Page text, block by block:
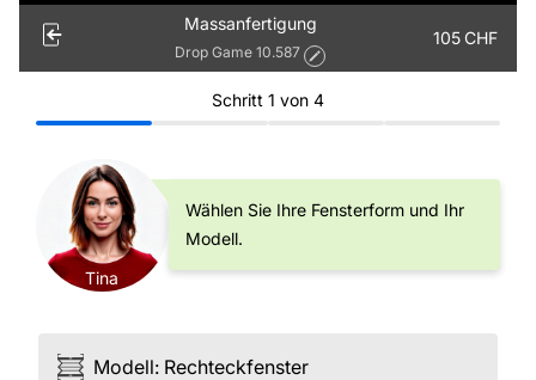
Massanfertigung
Drop Game 10.587
105CHF
Schritt 1 von 4
Tina
Wählen Sie Ihre Fensterform und Ihr
Modell.
Modell: Rechteck­fenster